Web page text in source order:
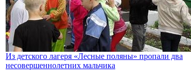
Из детского лагеря «Лесные поляны» пропали два
несовершеннолетних мальчика